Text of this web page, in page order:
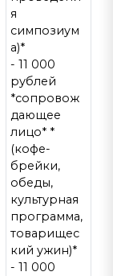
я
симпозиум
а)*
- 11 000
рублей
*сопровож
дающее
лицо* *
(кофе-
брейки,
обеды,
культурная
программа,
товарищес
кий ужин)*
- 11 000